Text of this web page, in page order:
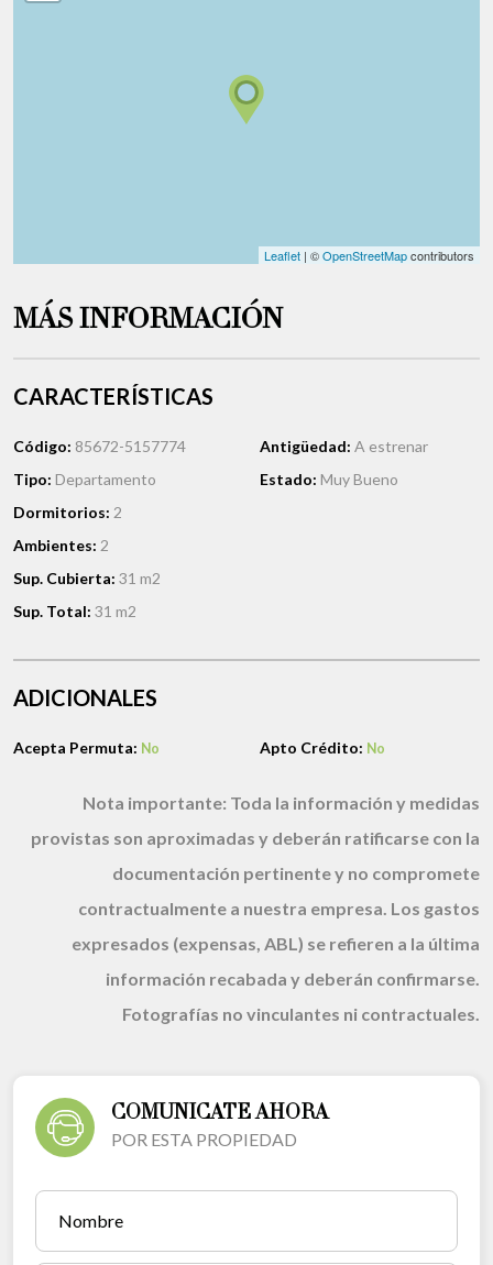
Leaflet | ©OpenStreetMapcontributors
MÁS INFORMACIÓN
CARACTERÍSTICAS
Código: 85672-5157774
Tipo: Departamento
Dormitorios: 2
Ambientes: 2
Antigüedad: A estrenar
Estado: Muy Bueno
Sup. Cubierta: 31 m2
Sup. Total: 31 m2
ADICIONALES
Acepta Permuta: No Apto Crédito: No
Nota importante: Toda la información y medidas
provistas son aproximadas y deberán ratificarse con la
documentación pertinente y no compromete
contractualmente a nuestra empresa. Los gastos
expresados (expensas, ABL) se refieren a la última
información recabada y deberán confirmarse.
Fotografías no vinculantes ni contractuales.
COMUNICATE AHORA
POR ESTA PROPIEDAD